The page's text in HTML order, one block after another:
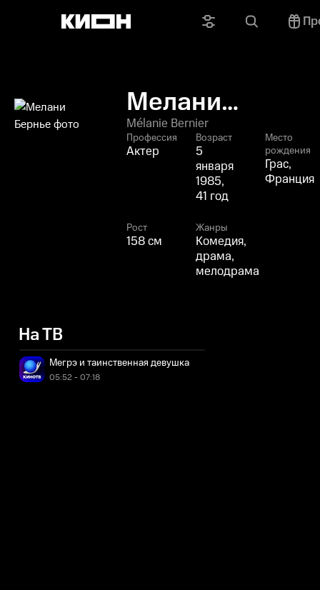
Мелани
Бернье
Mélanie Bernier
Профессия
Актер
Возраст
5
января
1985,
41 год
Место
рождения
Грас,
Франция
Рост
158 см
Жанры
Комедия,
драма,
мелодрама
На ТВ
Мегрэ и таинственная девушка
05:52 - 07:18